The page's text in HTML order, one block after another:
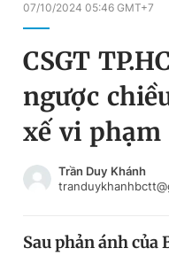
Chuyên mục
Chuyên mục khác
Chào ngày mới
Đổi mật khẩu
Tin đã lưu
Tin đã xem
Đăng xuất
07/10/2024 05:46 GMT+7
CSGT
ngược
xế vi phạm
Trần Duy Khánh
Sau phản ánh của